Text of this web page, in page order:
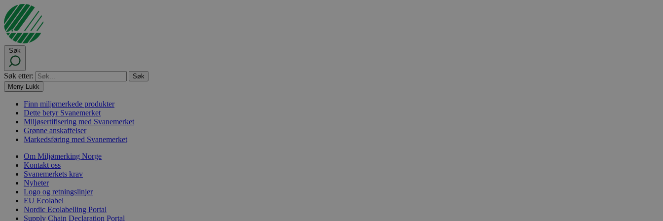
Søk
Søk etter:
Meny Lukk
Finn miljømerkede produkter
Dette betyr Svanemerket
Miljøsertifisering med Svanemerket
Grønne anskaffelser
Markedsføring med Svanemerket
Om Miljømerking Norge
Kontakt oss
Svanemerkets krav
Nyheter
Logo og retningslinjer
EU Ecolabel
Nordic Ecolabelling Portal
Supply Chain Declaration Portal